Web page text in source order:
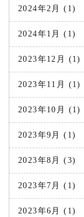
2024年2月 (1)
2024年1月 (1)
2023年12月 (1)
2023年11月 (1)
2023年10月 (1)
2023年9月 (1)
2023年8月 (3)
2023年7月 (1)
2023年6月 (1)